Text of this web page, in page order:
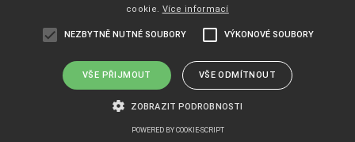
82 Kč
cookie. Více informací
NEZBYTNĚ NUTNÉ SOUBORY VÝKONOVÉ SOUBORY
VŠE PŘIJMOUT VŠE ODMÍTNOUT
ZOBRAZIT PODROBNOSTI
POWERED BY COOKIE-SCRIPT